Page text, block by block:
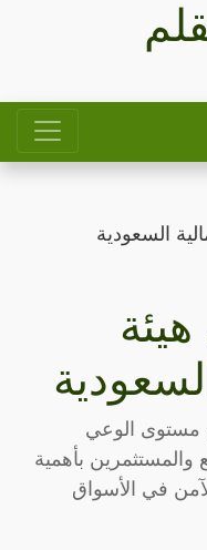
السعودية
مستوى الوعي
والمستثمرين بأهمية
في الأسواق